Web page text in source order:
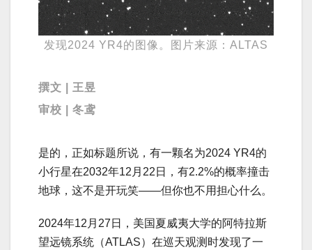
发现2024 YR4的图像。图片来源：ALTAS
撰文 | 王昱
审校 | 冬鸢
是的，正如标题所说，有一颗名为2024 YR4的
小行星在2032年12月22日，有2.2%的概率撞击
地球，这不是开玩笑——但你也不用担心什么。
2024年12月27日，美国夏威夷大学的阿特拉斯
望远镜系统（ATLAS）在巡天观测时发现了一